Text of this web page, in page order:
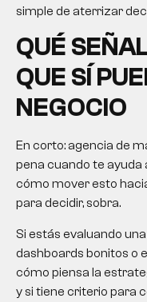
simple de aterrizar
QUÉ
QUE SÍ
NEGOCIO
En corto: agencia de
pena cuando te ayuda
cómo mover esto
para decidir, sobra.
Si estás evaluando
dashboards bonitos o
cómo piensa la
y si tiene criterio para